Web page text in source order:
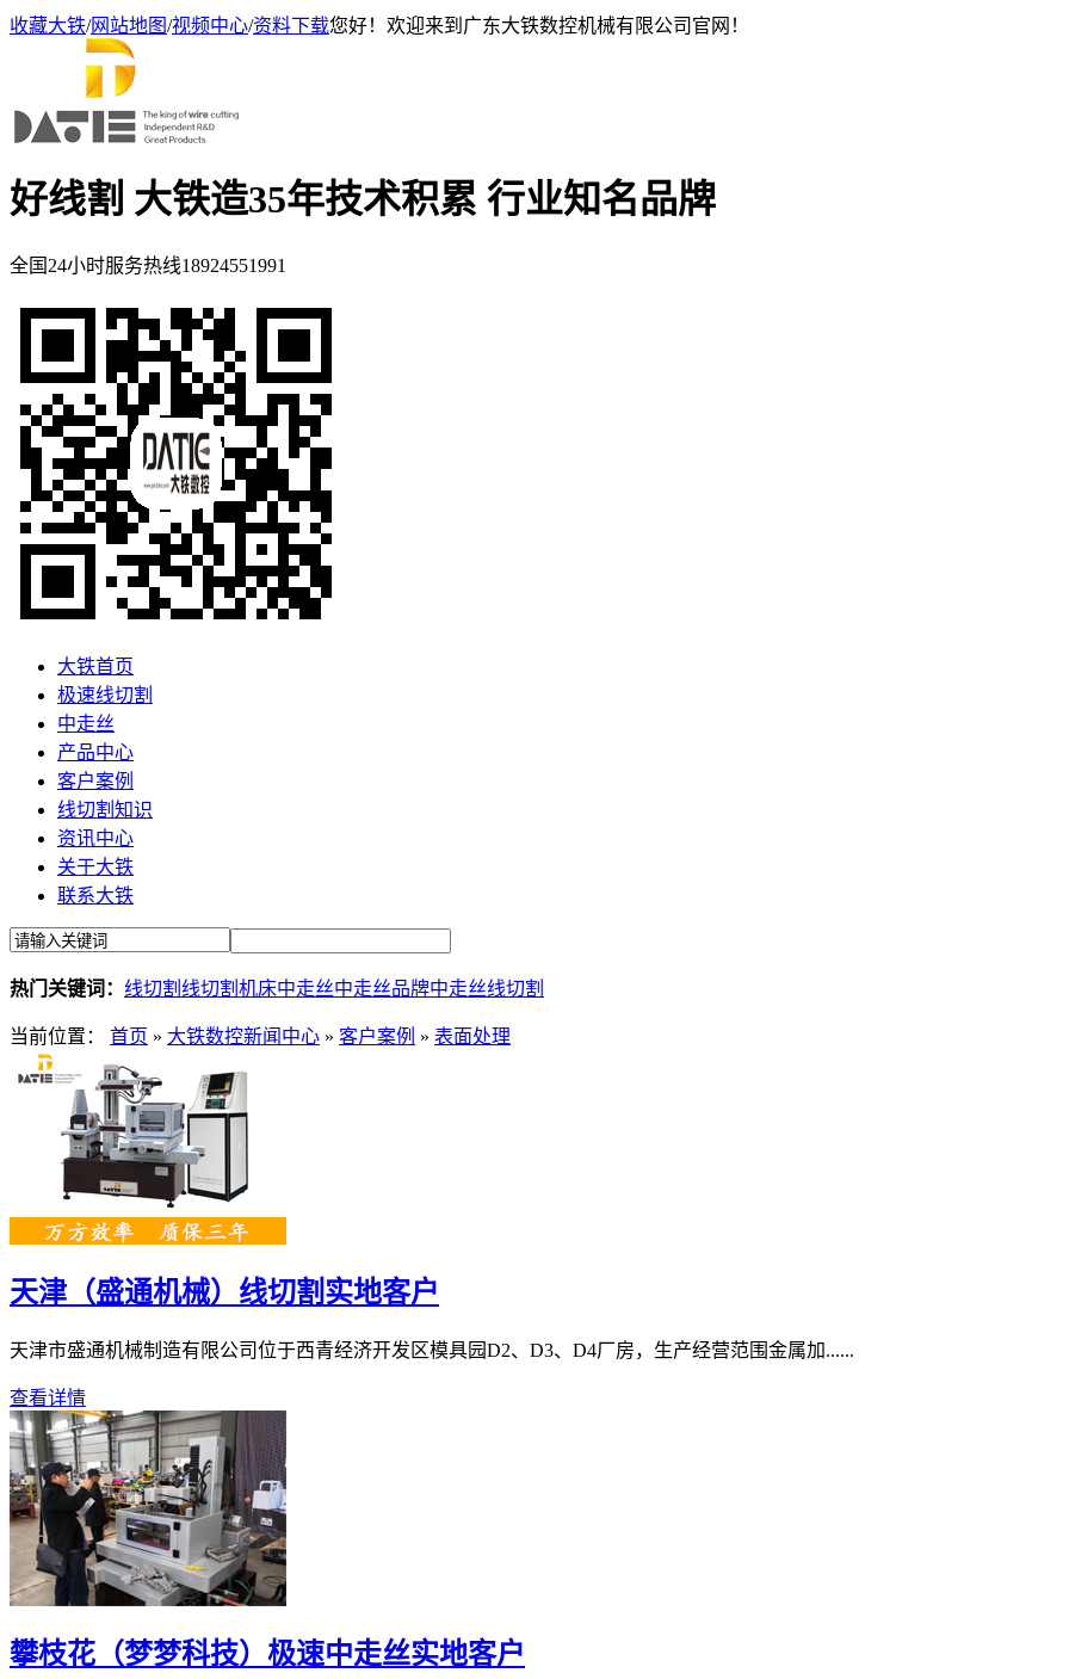
收藏大铁/网站地图/视频中心/资料下载您好！欢迎来到广东大铁数控机械有限公司官网！
好线割 大铁造35年技术积累 行业知名品牌
全国24小时服务热线18924551991
大铁首页
极速线切割
中走丝
产品中心
客户案例
线切割知识
资讯中心
关于大铁
联系大铁
热门关键词： 线切割 线切割机床中走丝中走丝品牌中走丝线切割
当前位置： 首页 » 大铁数控新闻中心 » 客户案例 » 表面处理
天津（盛通机械）线切割实地客户
天津市盛通机械制造有限公司位于西青经济开发区模具园D2、D3、D4厂房，生产经营范围金属加......
查看详情
攀枝花（梦梦科技）极速中走丝实地客户